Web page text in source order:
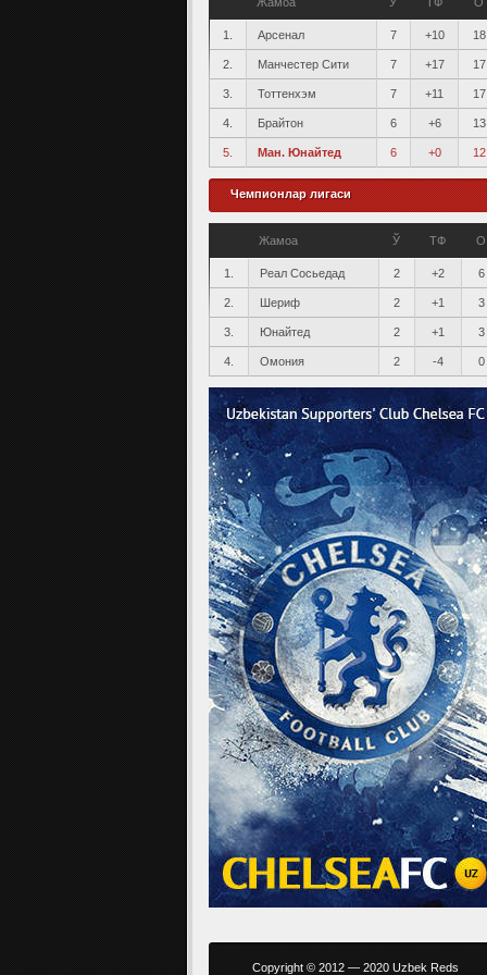
1. Арсенал 7 +10 18
2. Манчестер Сити 7 +17 17
3. Тоттенхэм 7 +11 17
4. Брайтон 6 +6 13
5. Ман. Юнайтед 6 +0 12
Чемпионлар лигаси
Жамоа Ў ТФ О
1. Реал Сосьедад 2 +2 6
2. Шериф 2 +1 3
3. Юнайтед 2 +1 3
4. Омония 2 -4 0
Copyright © 2012 — 2020 Uzbek Reds